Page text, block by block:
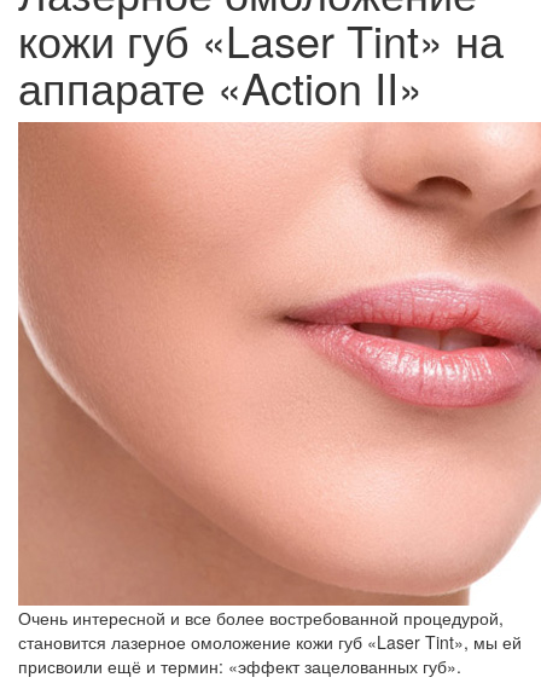
кожи губ «Laser Tint» на
аппарате «Action II»
Очень интересной и все более востребованной процедурой,
становится лазерное омоложение кожи губ «Laser Tint», мы ей
присвоили ещё и термин: «эффект зацелованных губ».